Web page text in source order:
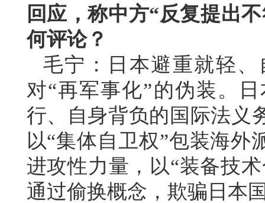
回应，称中方“反复提出
何评论？
毛宁：日本避重就轻
对“再军事化”的伪装。
行、自身背负的国际法义
以“集体自卫权”包装海外
进攻性力量，以“装备技
通过偷换概念，欺骗日本